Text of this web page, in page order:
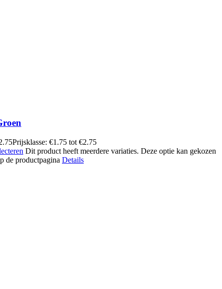
Prijsklasse: €1.75 tot €2.75
Dit product heeft meerdere variaties. Deze optie kan gekozen
de productpagina Details